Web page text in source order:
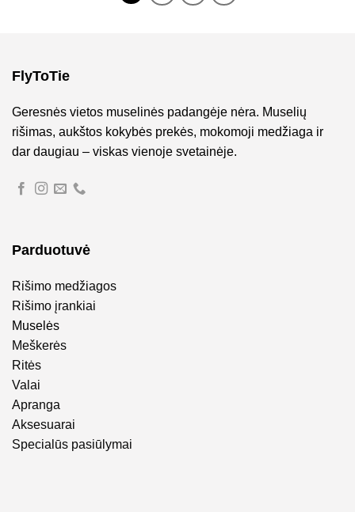
FlyToTie
Geresnės vietos muselinės padangėje nėra. Muselių
rišimas, aukštos kokybės prekės, mokomoji medžiaga ir
dar daugiau – viskas vienoje svetainėje.
Parduotuvė
Rišimo medžiagos
Rišimo įrankiai
Muselės
Meškerės
Ritės
Valai
Apranga
Aksesuarai
Specialūs pasiūlymai